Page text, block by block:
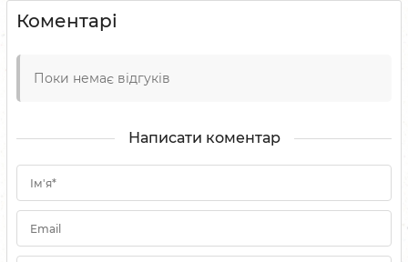
Коментарі
Поки немає відгуків
Написати коментар
Ім'я*
Email